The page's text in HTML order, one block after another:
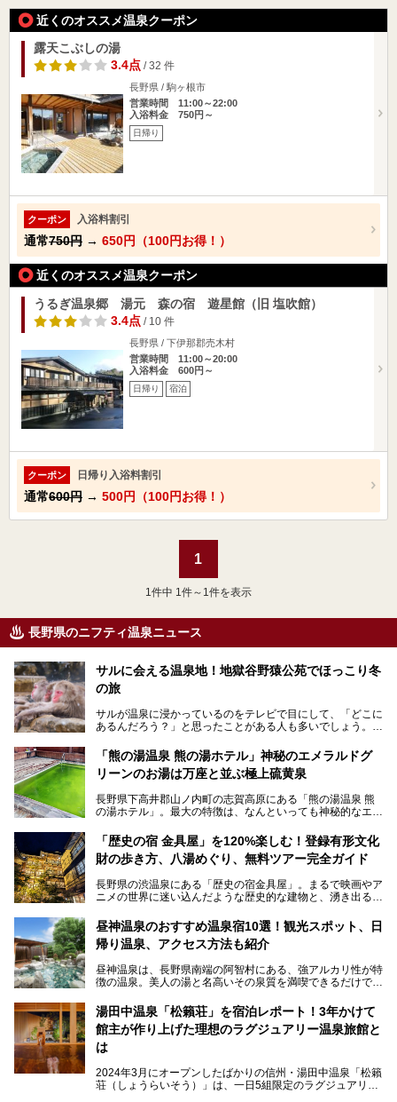
近くのオススメ温泉クーポン
露天こぶしの湯
3.4点/ 32 件
長野県 / 駒ヶ根市
営業時間 11:00～22:00
入浴料金 750円～
日帰り
クーポン 入浴料割引
通常750円 → 650円（100円お得！）
近くのオススメ温泉クーポン
うるぎ温泉郷 湯元 森の宿 遊星館（旧 塩吹館）
3.4点/ 10 件
長野県 / 下伊那郡売木村
営業時間 11:00～20:00
入浴料金 600円～
日帰り 宿泊
クーポン 日帰り入浴料割引
通常600円 → 500円（100円お得！）
1
1 件中 1件～1件を表示
長野県のニフティ温泉ニュース
サルに会える温泉地！地獄谷野猿公苑でほっこり冬
の旅
サルが温泉に浸かっているのをテレビで目にして、「どこに
あるんだろう？」と思ったことがある人も多いでしょう。
この微笑ましい光景は、長野県にある「地獄谷野猿公苑」で
見られるもので、野生のサルが雪景色の中で温泉に浸かる姿
を間近で観察できます。
本記事では、地獄谷野猿公苑の魅力や見どころ、サルと温泉
との関係性、地獄谷周辺の観光スポットについて紹介しま
ので、野生のサルを観察する貴重な自然体験と温泉をあわせ
て楽しみたい人は、ぜひ参考にしてください。
「熊の湯温泉 熊の湯ホテル」神秘のエメラルドグ
リーンのお湯は万座と並ぶ極上硫黄泉
長野県下高井郡山ノ内町の志賀高原にある「熊の湯温泉 熊
の湯ホテル」。最大の特徴は、なんといっても神秘的なエメ
リピートするファンも多い温泉です。冬はスキーと一緒に楽
しみたい極上の温泉を紹介します。
「歴史の宿 金具屋」を120%楽しむ！登録有形文化
財の歩き方、八湯めぐり、無料ツアー完全ガイド
長野県の渋温泉にある「歴史の宿金具屋」。まるで映画やア
ニメの世界に迷い込んだような歴史的な建物と、湧き出る温
を隅々まで楽しみたいですよね。この記事では、金具屋での
滞在を最高の思い出にするための「楽しみ方」を徹底的にご
紹介します！
昼神温泉のおすすめ温泉宿10選！観光スポット、日
帰り温泉、アクセス方法も紹介
昼神温泉は、長野県南端の阿智村にある、強アルカリ性が特
徴の温泉。美人の湯と名高いその泉質を満喫できるだけでな
昼神温泉では、朝市などの観光スポットや、信州名物のおや
きを楽しめるグルメスポットなど、観光を楽しむにはぴった
りの場所が豊富にあります。
この記事では、昼神温泉での滞在を充実させる宿泊施設や日
帰り温泉、見どころ満載の観光・グルメスポットに加え、ア
クセス方法も順に紹介します。
湯田中温泉「松籟荘」を宿泊レポート！3年かけて
館主が作り上げた理想のラグジュアリー温泉旅館と
は
2024年3月にオープンしたばかりの信州・湯田中温泉「松籟
荘（しょうらいそう）」は、一日5組限定のラグジュアリー